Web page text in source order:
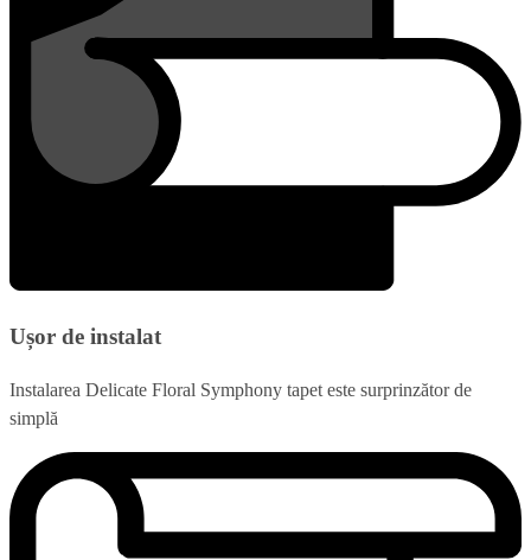
Ușor de instalat
Instalarea Delicate Floral Symphony tapet este surprinzător de
simplă